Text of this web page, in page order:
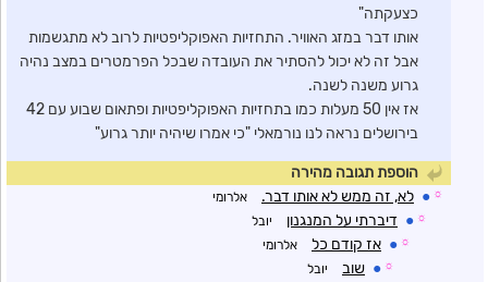
כצעקתה"
אותו דבר במזג האוויר. התחזיות האפוקליפטיות לרוב לא מתגשמות
אבל זה לא יכול להסתיר את העובדה שבכל הפרמטרים במצב נהיה
גרוע משנה לשנה.
אז אין 50 מעלות כמו בתחזיות האפוקליפטיות ופתאום שבוע עם 42
בירושלים נראה לנו נורמאלי "כי אמרו שיהיה יותר גרוע"
הוספת תגובה מהירה
☼
● לא, זה ממש לא אותו דבר. אלרומי
☼
● דיברתי על המנגנון יובל
☼
● אז קודם כל אלרומי
☼
● שוב יובל